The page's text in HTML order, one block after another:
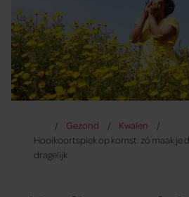
Gezond
Kwalen
Hooikoortspiek op komst: zó maak je
dragelijk